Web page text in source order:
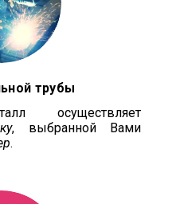
трубы
осуществляет
, выбранной Вами
.